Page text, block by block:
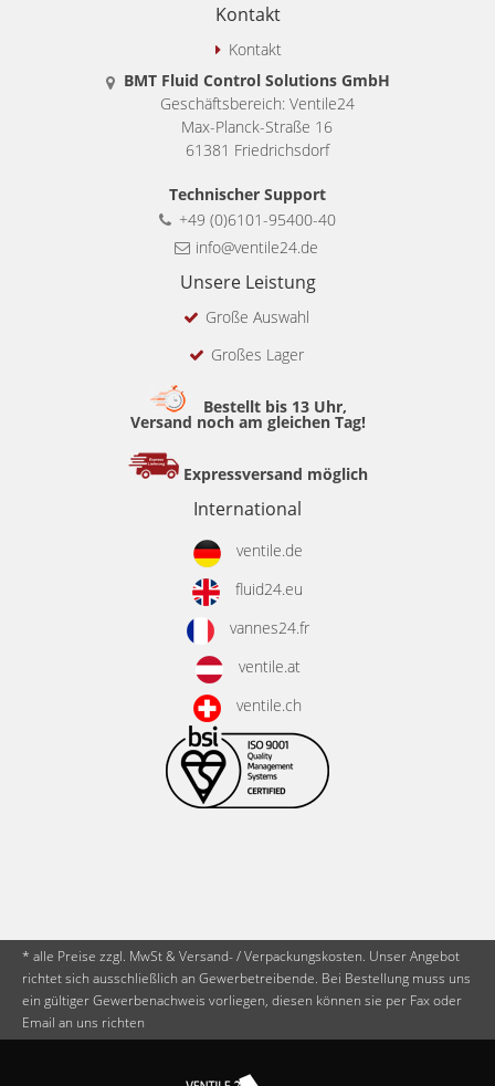
Kontakt
Kontakt
BMT Fluid Control Solutions GmbH
Geschäftsbereich: Ventile24
Max-Planck-Straße 16
61381 Friedrichsdorf
Technischer Support
+49 (0)6101-95400-40
info@ventile24.de
Unsere Leistung
Große Auswahl
Großes Lager
Bestellt bis 13 Uhr,
Versand noch am gleichen Tag!
Expressversand möglich
International
ventile.de
fluid24.eu
vannes24.fr
ventile.at
ventile.ch
* alle Preise zzgl. MwSt & Versand- / Verpackungskosten. Unser Angebot
richtet sich ausschließlich an Gewerbetreibende. Bei Bestellung muss uns
ein gültiger Gewerbenachweis vorliegen, diesen können sie per Fax oder
Email an uns richten